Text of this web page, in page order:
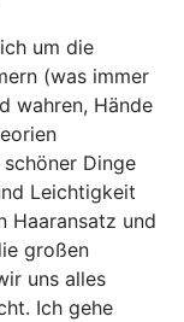
um die
(was immer
wahren, Hände
Dinge
Leichtigkeit
Haaransatz und
großen
uns alles
Ich gehe